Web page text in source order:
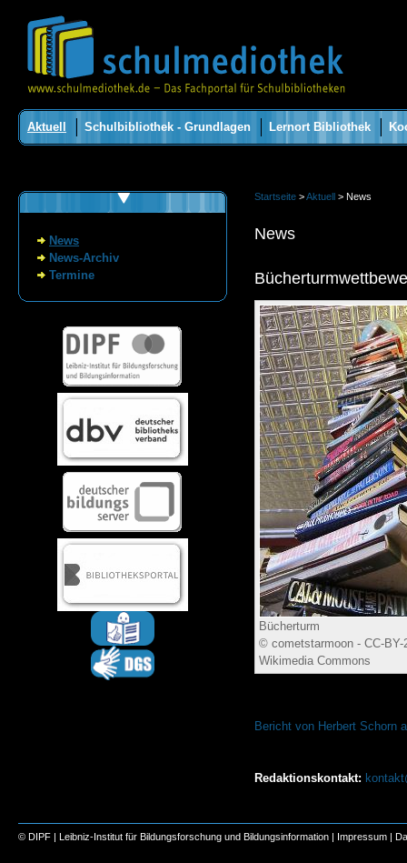
Aktuell Schulbibliothek - Grundlagen Lernort Bibliothek
News
News-Archiv
Termine
Startseite >Aktuell > News
News
Bücherturm
© cometstarmoon - CC-BY-
Wikimedia Commons
Bericht von Herbert Schorn
Redaktionskontakt:
© DIPF | Leibniz-Institut für Bildungsforschung und Bildungsinformation | Impressum |